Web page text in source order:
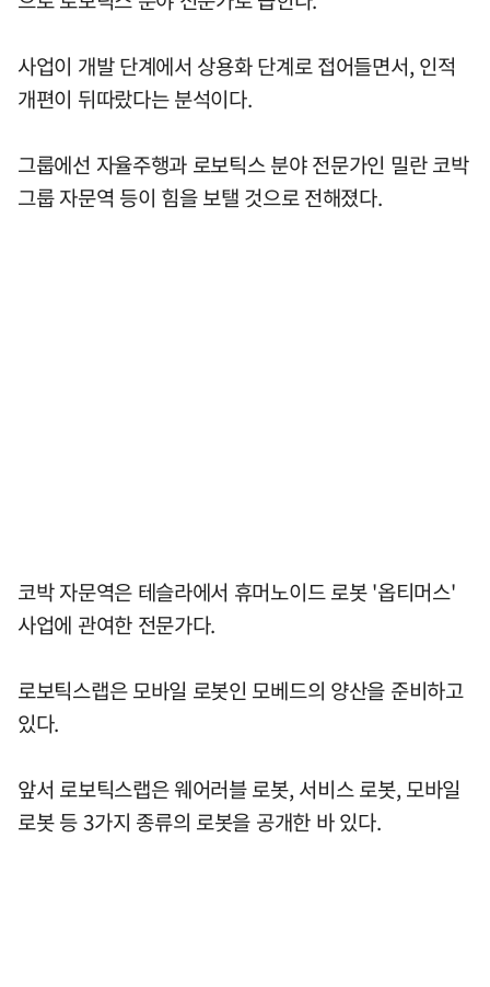
사업이 개발 단계에서 상용화 단계로 접어들면서, 인적
개편이 뒤따랐다는 분석이다.
그룹에선 자율주행과 로보틱스 분야 전문가인 밀란 코박
그룹 자문역 등이 힘을 보탤 것으로 전해졌다.
코박 자문역은 테슬라에서 휴머노이드 로봇 '옵티머스'
사업에 관여한 전문가다.
로보틱스랩은 모바일 로봇인 모베드의 양산을 준비하고
있다.
앞서 로보틱스랩은 웨어러블 로봇, 서비스 로봇, 모바일
로봇 등 3가지 종류의 로봇을 공개한 바 있다.